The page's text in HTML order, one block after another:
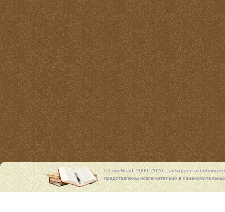
© LoveRead, 2009–2026 - электронная
представлены исключительно в